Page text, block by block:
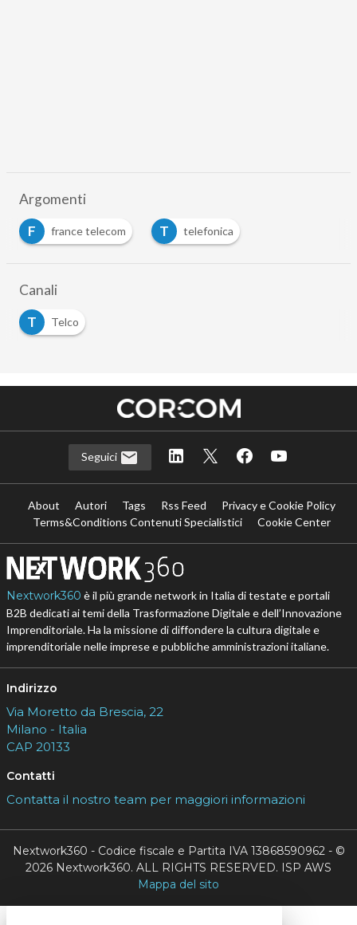
Argomenti
F
france telecom T telefonica
Canali
T
Telco
Seguici
About Autori Tags Rss Feed
Privacy e Cookie Policy
Terms&Conditions Contenuti Specialistici
Cookie Center
Nextwork360 è il più grande network in Italia di testate e portali
B2B dedicati ai temi della Trasformazione Digitale e dell’Innovazione
Imprenditoriale. Ha la missione di diffondere la cultura digitale e
imprenditoriale nelle imprese e pubbliche amministrazioni italiane.
Indirizzo
Via Moretto da Brescia, 22
Milano - Italia
CAP 20133
Contatti
Contatta il nostro team per maggiori informazioni
Nextwork360 - Codice fiscale e Partita IVA 13868590962 - ©
2026 Nextwork360. ALL RIGHTS RESERVED. ISP AWS
Mappa del sito